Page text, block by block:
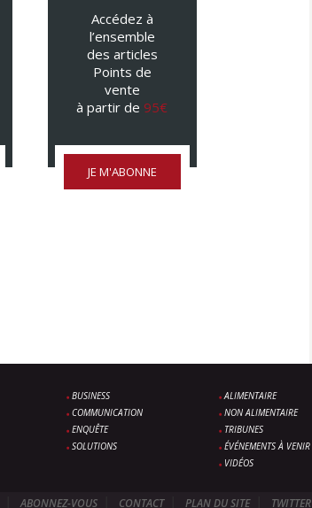
Accédez à
l’ensemble
des articles
Points de
vente
à partir de 95€
JE M'ABONNE
BUSINESS
COMMUNICATION
ENQUÊTE
SOLUTIONS
ALIMENTAIRE
NON ALIMENTAIRE
TRIBUNES
ÉVÉNEMENTS À VENIR
VIDÉOS
ABONNEZ-VOUS CONTACT PLAN DU SITE TWITTER